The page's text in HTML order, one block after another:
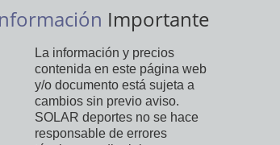
Importante
La información y precios
contenida en este página web
y/o documento está sujeta a
cambios sin previo aviso.
SOLAR deportes no se hace
responsable de errores